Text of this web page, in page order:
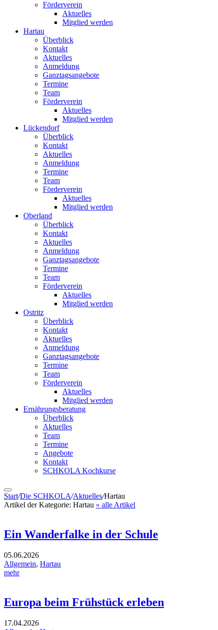
Förderverein
Aktuelles
Mitglied werden
Hartau
Überblick
Kontakt
Aktuelles
Anmeldung
Ganztagsangebote
Termine
Team
Förderverein
Aktuelles
Mitglied werden
Lückendorf
Überblick
Kontakt
Aktuelles
Anmeldung
Termine
Team
Förderverein
Aktuelles
Mitglied werden
Oberland
Überblick
Kontakt
Aktuelles
Anmeldung
Ganztagsangebote
Termine
Team
Förderverein
Aktuelles
Mitglied werden
Ostritz
Überblick
Kontakt
Aktuelles
Anmeldung
Ganztagsangebote
Termine
Team
Förderverein
Aktuelles
Mitglied werden
Ernährungsberatung
Überblick
Aktuelles
Team
Termine
Angebote
Kontakt
SCHKOLA Kochkurse
Start/Die SCHKOLA/Aktuelles/Hartau
Artikel der Kategorie: Hartau » alle Artikel
Ein Wanderfalke in der Schule
05.06.2026
Allgemein, Hartau
mehr
Europa beim Frühstück erleben
17.04.2026